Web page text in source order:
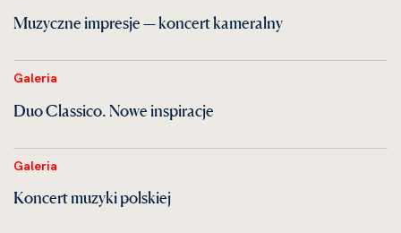
Muzyczne impresje — koncert kameralny
Galeria
Duo Classico. Nowe inspiracje
Galeria
Koncert muzyki polskiej